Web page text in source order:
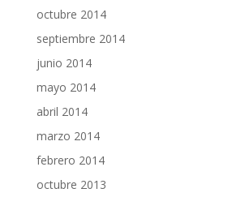
octubre 2014
septiembre 2014
junio 2014
mayo 2014
abril 2014
marzo 2014
febrero 2014
octubre 2013